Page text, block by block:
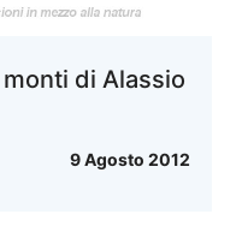
di Alassio
9 Agosto 2012